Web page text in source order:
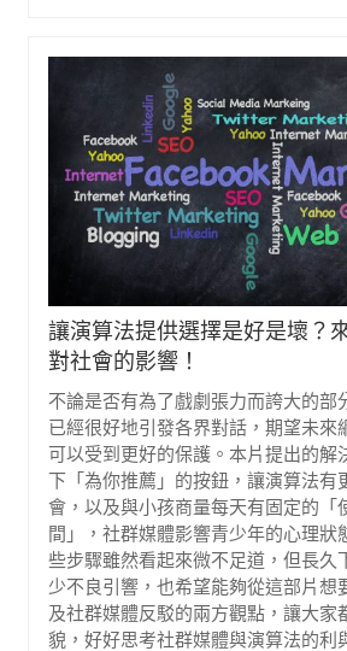
讓演算法提供選擇是好是壞？
對社會的影響！
不論是否有為了戲劇張力而誇大的部
已經很好地引發各界對話，期望未來
可以受到更好的保護。本片提出的解
下「為你推薦」的按鈕，讓演算法有
會，以及與小孩商量每天有固定的「
間」，社群媒體影響青少年的心理狀
些步驟雖然看起來微不足道，但長久
少不良引響，也希望能夠從這部片想
及社群媒體反駁的兩方觀點，讓大家
貌，好好思考社群媒體與演算法的利